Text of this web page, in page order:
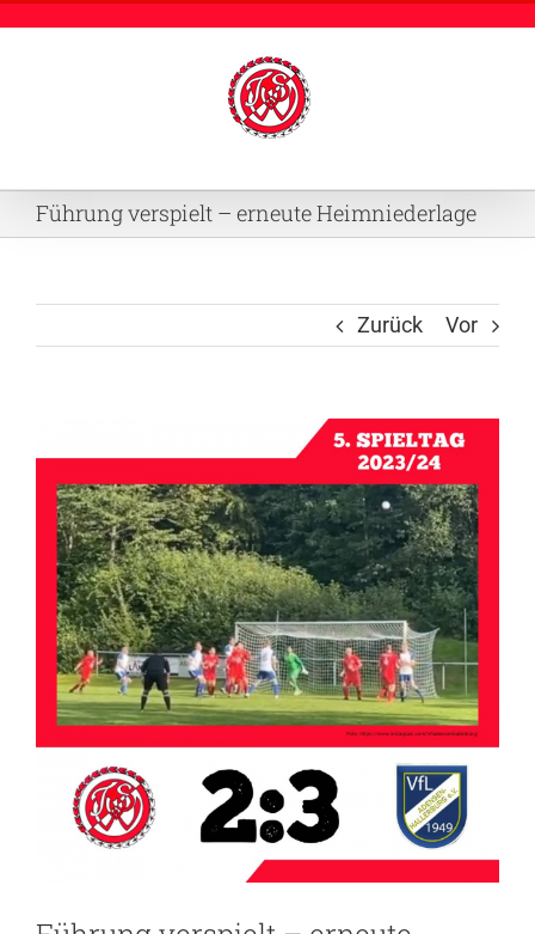
Führung verspielt – erneute Heimniederlage
Zurück Vor
Bild